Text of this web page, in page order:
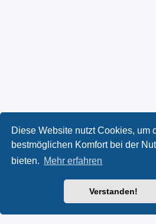
Diese Website nutzt Cookies, um
bestmöglichen Komfort bei der
bieten. Mehr erfahren
Verstanden!